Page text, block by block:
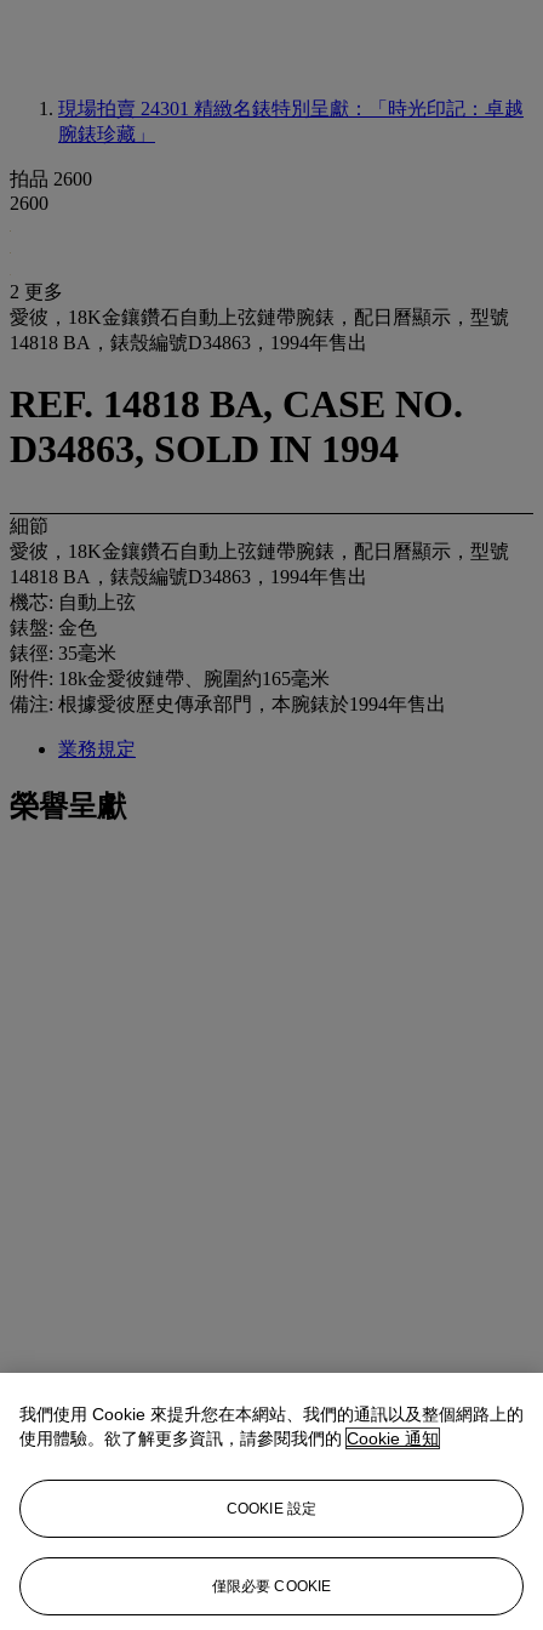
現場拍賣 24301 精緻名錶特別呈獻：「時光印記：卓越
腕錶珍藏」
拍品 2600
2600
2 更多
愛彼，18K金鑲鑽石自動上弦鏈帶腕錶，配日曆顯示，型號
14818 BA，錶殼編號D34863，1994年售出
REF. 14818 BA, CASE NO.
D34863, SOLD IN 1994
細節
愛彼，18K金鑲鑽石自動上弦鏈帶腕錶，配日曆顯示，型號
14818 BA，錶殼編號D34863，1994年售出
機芯: 自動上弦
錶盤: 金色
錶徑: 35毫米
附件: 18k金愛彼鏈帶、腕圍約165毫米
備注: 根據愛彼歷史傳承部門，本腕錶於1994年售出
業務規定
榮譽呈獻
Alexandre Bigler SVP, Head of Watches, Asia Pacific
查閱狀況報告或聯絡我們查詢更多拍品資料
abigler@christies.com
登入
瀏覽狀況報告
更多來自精緻名錶特別呈獻：「時光印
我們使用 Cookie 來提升您在本網站、我們的通訊以及整個網路上的
使用體驗。欲了解更多資訊，請參閱我們的 Cookie 通知
COOKIE 設定
僅限必要 COOKIE